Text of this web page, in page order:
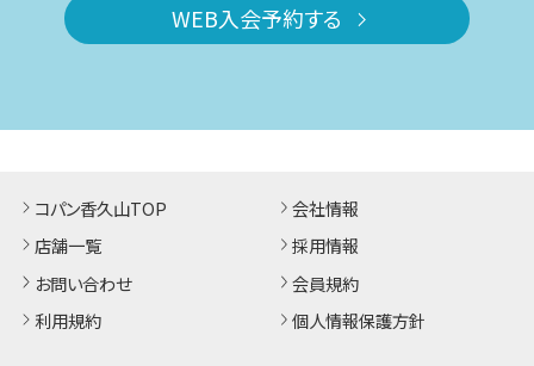
WEB入会予約する
コパン香久山TOP
店舗一覧
お問い合わせ
利用規約
会社情報
採用情報
会員規約
個人情報保護方針